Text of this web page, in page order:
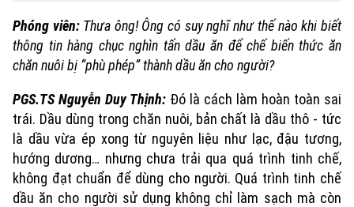
Phóng viên: Thưa ông! Ông có suy nghĩ như thế nào khi biết
thông tin hàng chục nghìn tấn dầu ăn để chế biến thức ăn
chăn nuôi bị “phù phép” thành dầu ăn cho người?
PGS.TS Nguyễn Duy Thịnh: Đó là cách làm hoàn toàn sai
trái. Dầu dùng trong chăn nuôi, bản chất là dầu thô - tức
là dầu vừa ép xong từ nguyên liệu như lạc, đậu tương,
hướng dương… nhưng chưa trải qua quá trình tinh chế,
không đạt chuẩn để dùng cho người. Quá trình tinh chế
dầu ăn cho người sử dụng không chỉ làm sạch mà còn